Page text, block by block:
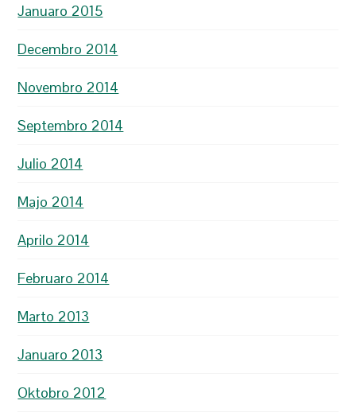
Januaro 2015
Decembro 2014
Novembro 2014
Septembro 2014
Julio 2014
Majo 2014
Aprilo 2014
Februaro 2014
Marto 2013
Januaro 2013
Oktobro 2012